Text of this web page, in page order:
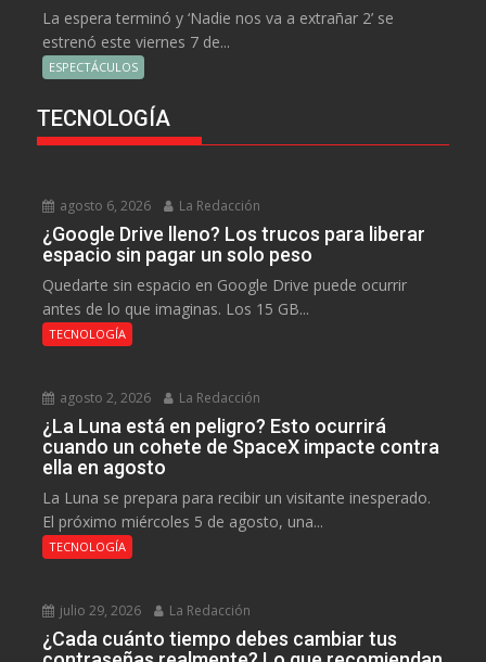
La espera terminó y ‘Nadie nos va a extrañar 2’ se
estrenó este viernes 7 de...
ESPECTÁCULOS
TECNOLOGÍA
agosto 6, 2026 La Redacción
¿Google Drive lleno? Los trucos para liberar
espacio sin pagar un solo peso
Quedarte sin espacio en Google Drive puede ocurrir
antes de lo que imaginas. Los 15 GB...
TECNOLOGÍA
agosto 2, 2026 La Redacción
¿La Luna está en peligro? Esto ocurrirá
cuando un cohete de SpaceX impacte contra
ella en agosto
La Luna se prepara para recibir un visitante inesperado.
El próximo miércoles 5 de agosto, una...
TECNOLOGÍA
julio 29, 2026 La Redacción
¿Cada cuánto tiempo debes cambiar tus